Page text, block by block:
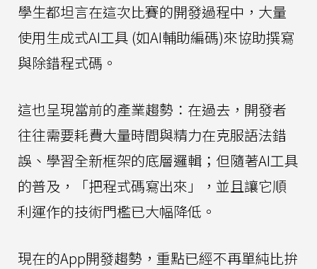
學生都坦言在這次比賽的開發過程中，大量
使用生成式AI工具 (如AI輔助編碼)來協助撰寫
與除錯程式碼。
這也呈現當前的產業趨勢：在過去，開發者
往往需要耗費大量時間與精力在克服語法錯
誤、學習全新框架的底層邏輯；但隨著AI工具
的普及，「把程式碼寫出來」，並且讓它順
利運作的技術門檻已大幅降低。
現在的App開發趨勢，重點已經不再單純比拚